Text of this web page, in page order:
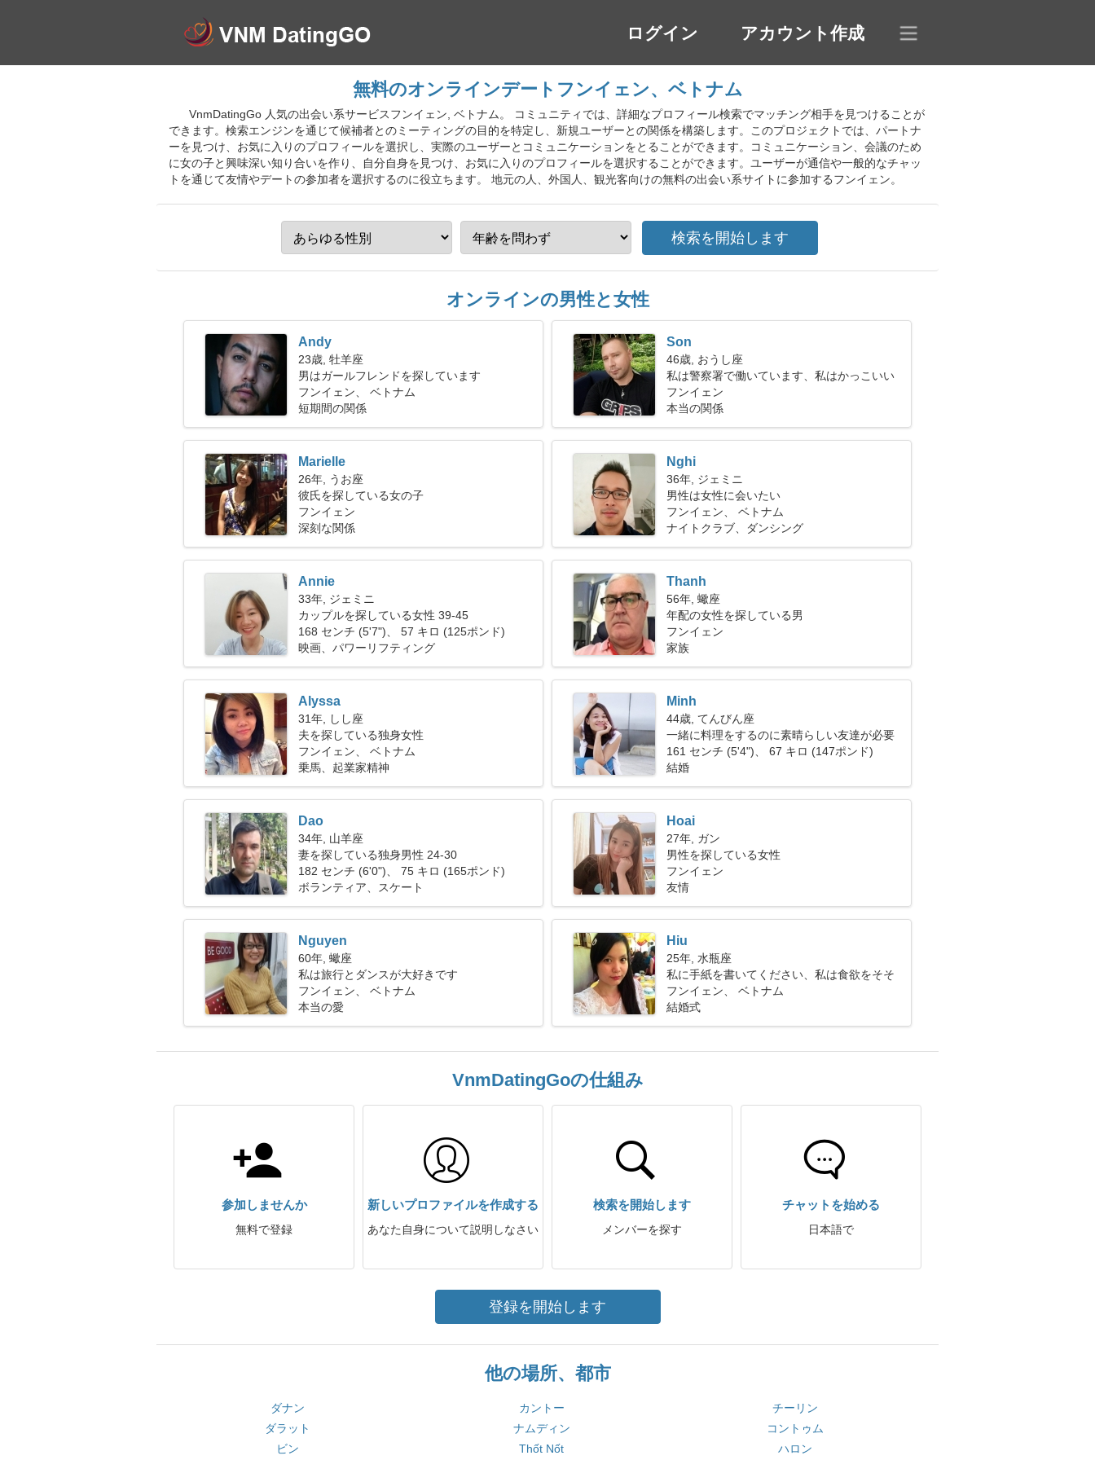
ログイン アカウント作成
無料のオンラインデートフンイェン、ベトナム
VnmDatingGo 人気の出会い系サービスフンイェン, ベトナム。 コミュニティでは、詳細なプロフィール検索でマッチング相手を見つけることが
できます。検索エンジンを通じて候補者とのミーティングの目的を特定し、新規ユーザーとの関係を構築します。このプロジェクトでは、パートナ
ーを見つけ、お気に入りのプロフィールを選択し、実際のユーザーとコミュニケーションをとることができます。コミュニケーション、会議のため
に女の子と興味深い知り合いを作り、自分自身を見つけ、お気に入りのプロフィールを選択することができます。ユーザーが通信や一般的なチャッ
トを通じて友情やデートの参加者を選択するのに役立ちます。 地元の人、外国人、観光客向けの無料の出会い系サイトに参加するフンイェン。
オンラインの男性と女性
Andy
23歳, 牡羊座
男はガールフレンドを探しています
フンイェン、 ベトナム
短期間の関係
Son
46歳, おうし座
私は警察署で働いています、私はかっこいい
女性が必要です
フンイェン
本当の関係
Marielle
26年, うお座
彼氏を探している女の子
フンイェン
深刻な関係
Nghi
36年, ジェミニ
男性は女性に会いたい
フンイェン、 ベトナム
ナイトクラブ、ダンシング
Annie
33年, ジェミニ
カップルを探している女性 39-45
168 センチ (5'7")、 57 キロ (125ポンド)
映画、パワーリフティング
Thanh
56年, 蠍座
年配の女性を探している男
フンイェン
家族
Alyssa
31年, しし座
夫を探している独身女性
フンイェン、 ベトナム
乗馬、起業家精神
Minh
44歳, てんびん座
一緒に料理をするのに素晴らしい友達が必要
です
161 センチ (5'4")、 67 キロ (147ポンド)
結婚
Dao
34年, 山羊座
妻を探している独身男性 24-30
182 センチ (6'0")、 75 キロ (165ポンド)
ボランティア、スケート
Hoai
27年, ガン
男性を探している女性
フンイェン
友情
Nguyen
60年, 蠍座
私は旅行とダンスが大好きです
フンイェン、 ベトナム
本当の愛
Hiu
25年, 水瓶座
私に手紙を書いてください、私は食欲をそそ
る女性です
フンイェン、 ベトナム
結婚式
VnmDatingGoの仕組み
参加しませんか
無料で登録
新しいプロファイルを作成する
あなた自身について説明しなさい
検索を開始します
メンバーを探す
チャットを始める
日本語で
登録を開始します
他の場所、都市
ダナン カントー
チーリン
ダラット
ナムディン
コントゥム
ビン
Thốt Nốt ハロン